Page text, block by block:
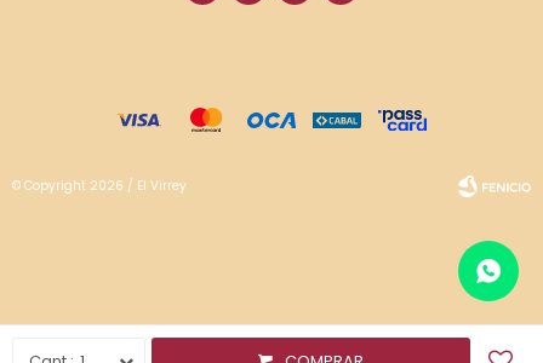
© Copyright 2026 / El Virrey
Fenicio